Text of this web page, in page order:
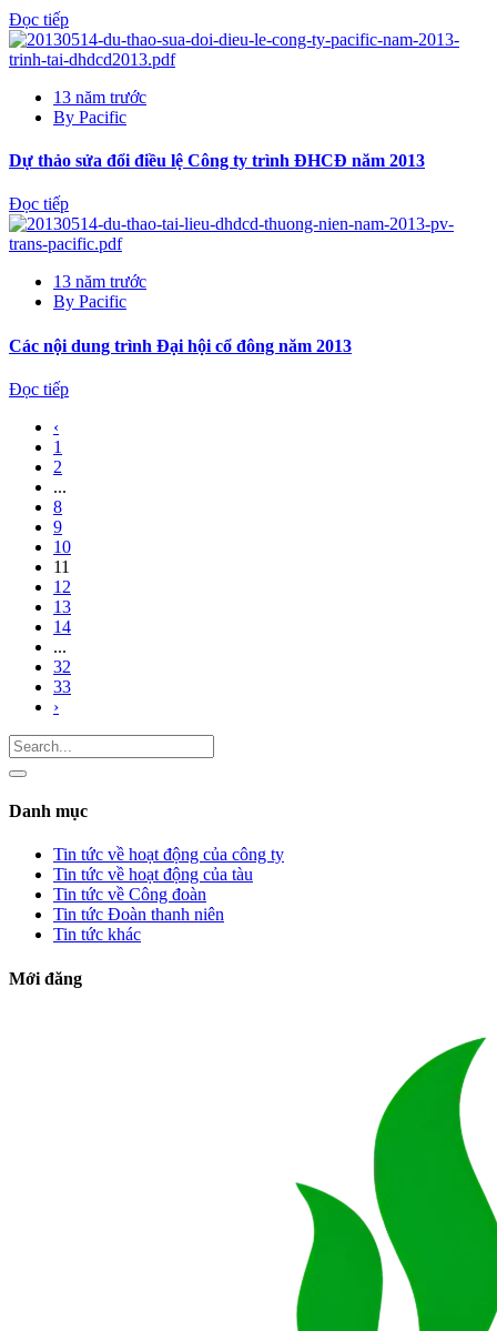
Đọc tiếp
13 năm trước
By Pacific
Dự thảo sửa đổi điều lệ Công ty trình ĐHCĐ năm 2013
Đọc tiếp
13 năm trước
By Pacific
Các nội dung trình Đại hội cổ đông năm 2013
Đọc tiếp
‹
1
2
...
8
9
10
11
12
13
14
...
32
33
›
Danh mục
Tin tức về hoạt động của công ty
Tin tức về hoạt động của tàu
Tin tức về Công đoàn
Tin tức Đoàn thanh niên
Tin tức khác
Mới đăng